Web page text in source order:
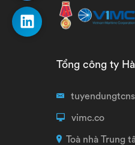
Tổng công ty
vimc.co
Toà nhà Trung